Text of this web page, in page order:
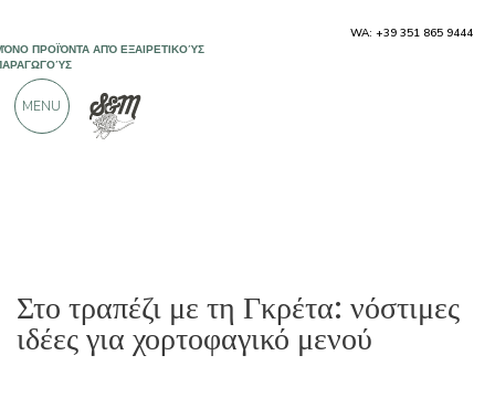
Στο τραπέζι με τη Γκρέτα: νόστιμες
ιδέες για χορτοφαγικό μενού
ΑΠΌ 900 ΘΕΤΙΚΈΣ ΚΡΙΤΙΚΈΣ
WA: +39 351 865 9444
MENU